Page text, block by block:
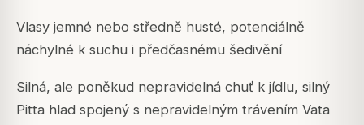
Vlasy jemné nebo středně husté, potenciálně
náchylné k suchu i předčasnému šedivění
Silná, ale poněkud nepravidelná chuť k jídlu, silný
Pitta hlad spojený s nepravidelným trávením Vata